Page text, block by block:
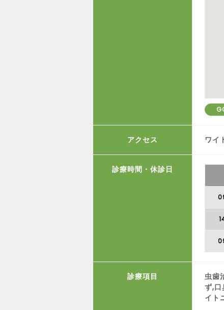
アクセス ワイ
診療時間・休診日
診療項目
虫歯
ず,口
イト